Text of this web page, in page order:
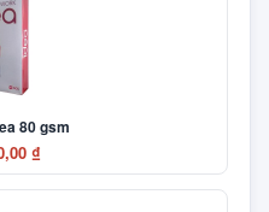
80 gsm
₫